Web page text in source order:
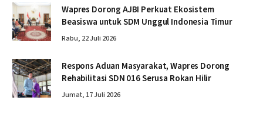
Wapres Dorong AJBI Perkuat Ekosistem
Beasiswa untuk SDM Unggul Indonesia Timur
Rabu, 22 Juli 2026
Respons Aduan Masyarakat, Wapres Dorong
Rehabilitasi SDN 016 Serusa Rokan Hilir
Jumat, 17 Juli 2026